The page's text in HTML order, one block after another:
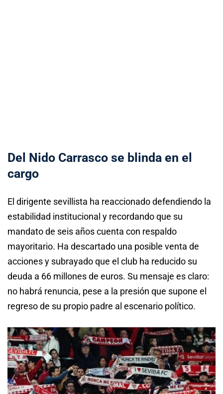
Del Nido Carrasco se blinda en el
cargo
El dirigente sevillista ha reaccionado defendiendo la
estabilidad institucional y recordando que su
mandato de seis años cuenta con respaldo
mayoritario. Ha descartado una posible venta de
acciones y subrayado que el club ha reducido su
deuda a 66 millones de euros. Su mensaje es claro:
no habrá renuncia, pese a la presión que supone el
regreso de su propio padre al escenario político.